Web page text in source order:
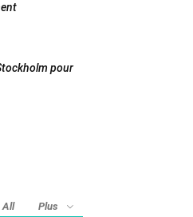
pour
All Plus